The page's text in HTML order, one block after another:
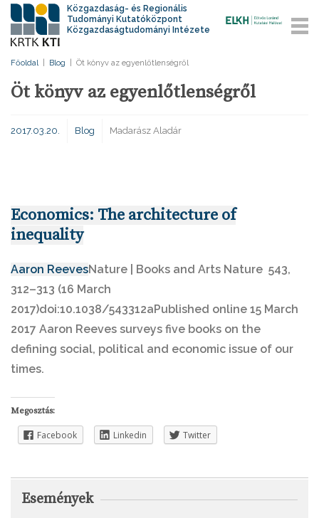
Közgazdaság- és Regionális
Tudományi Kutatóközpont
Közgazdaságtudományi Intézete
Főoldal Blog Öt könyv az egyenlőtlenségről
Öt könyv az egyenlőtlenségről
2017.03.20. Blog Madarász Aladár
Economics: The architecture of
inequality
Aaron ReevesNature Books and Arts Nature 543,
312–313 (16 March
2017)doi:10.1038/543312aPublished online 15 March
2017 Aaron Reeves surveys five books on the
defining social, political and economic issue of our
times.
Megosztás:
Facebook Linkedin Twitter
Események